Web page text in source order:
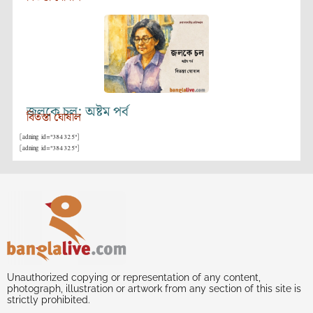
জলকে চল: অষ্টম পর্ব
বিতস্তা ঘোষাল
[adning id="384325"]
[adning id="384325"]
Unauthorized copying or representation of any content,
photograph, illustration or artwork from any section of this site is
strictly prohibited.